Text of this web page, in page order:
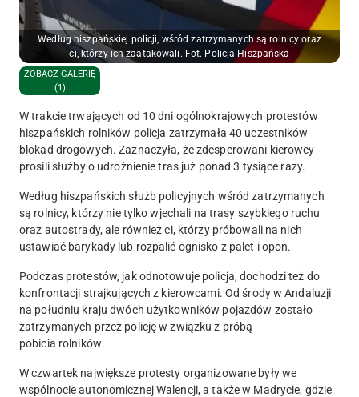
Według hiszpańskiej policji, wśród zatrzymanych są rolnicy oraz
ci, którzy ich zaatakowali. Fot. Policja Hiszpańska
ZOBACZ GALERIĘ
(1)
W trakcie trwających od 10 dni ogólnokrajowych protestów
hiszpańskich rolników policja zatrzymała 40 uczestników
blokad drogowych. Zaznaczyła, że zdesperowani kierowcy
prosili służby o udrożnienie tras już ponad 3 tysiące razy.
Według hiszpańskich służb policyjnych wśród zatrzymanych
są rolnicy, którzy nie tylko wjechali na trasy szybkiego ruchu
oraz autostrady, ale również ci, którzy próbowali na nich
ustawiać barykady lub rozpalić ognisko z palet i opon.
Podczas protestów, jak odnotowuje policja, dochodzi też do
konfrontacji strajkujących z kierowcami. Od środy w Andaluzji
na południu kraju dwóch użytkowników pojazdów zostało
zatrzymanych przez policję w związku z próbą
pobicia rolników.
W czwartek największe protesty organizowane były we
wspólnocie autonomicznej Walencji, a także w Madrycie, gdzie